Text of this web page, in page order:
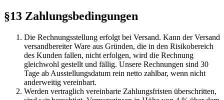
§13 Zahlungsbedingungen
Die Rechnungsstellung erfolgt bei Versand. Kann der Versand
versandbereiter Ware aus Gründen, die in den Risikobereich
des Kunden fallen, nicht erfolgen, wird die Rechnung
gleichwohl gestellt und fällig. Unsere Rechnungen sind 30
Tage ab Ausstellungsdatum rein netto zahlbar, wenn nicht
anderweitig vereinbart.
Werden vertraglich vereinbarte Zahlungsfristen überschritten,